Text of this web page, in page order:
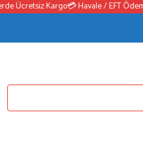
Kargo💳 Havale / EFT